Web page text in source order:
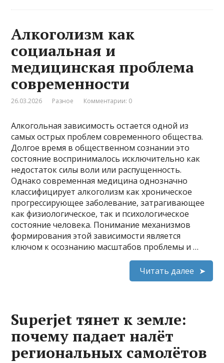
Алкоголизм как
социальная и
медицинская проблема
современности
26.03.2026 Разное Комментарии: 0
Алкогольная зависимость остается одной из
самых острых проблем современного общества.
Долгое время в общественном сознании это
состояние воспринималось исключительно как
недостаток силы воли или распущенность.
Однако современная медицина однозначно
классифицирует алкоголизм как хроническое
прогрессирующее заболевание, затрагивающее
как физиологическое, так и психологическое
состояние человека. Понимание механизмов
формирования этой зависимости является
ключом к осознанию масштабов проблемы и …
Читать далее
Superjet тянет к земле:
почему падает налёт
региональных самолётов